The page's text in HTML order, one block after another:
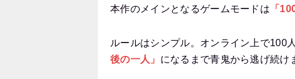
本作のメインとなるゲームモードは 「
ルールはシンプル。オンライン上で100
後の一人」 になるまで青鬼から逃げ続け